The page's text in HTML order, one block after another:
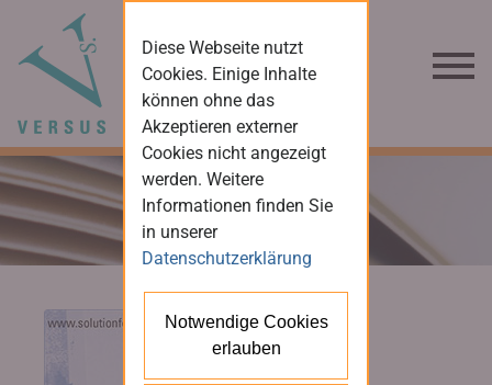
Diese Webseite nutzt
Cookies. Einige Inhalte
können ohne das
Akzeptieren externer
Cookies nicht angezeigt
werden. Weitere
Informationen finden Sie
in unserer
Datenschutzerklärung
Notwendige Cookies
erlauben